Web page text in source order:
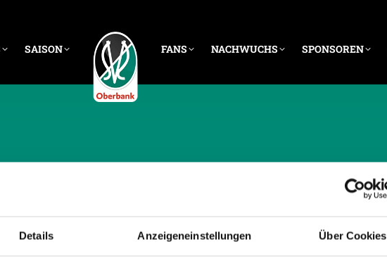
Details Anzeigeneinstellungen Über Cookies
SAISON FANS NACHWUCHS SPONSOREN
ARCHIVE:28. MAI 2018